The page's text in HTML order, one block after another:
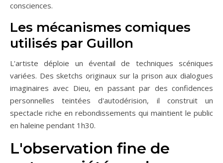
consciences.
Les mécanismes comiques
utilisés par Guillon
L'artiste déploie un éventail de techniques scéniques
variées. Des sketchs originaux sur la prison aux dialogues
imaginaires avec Dieu, en passant par des confidences
personnelles teintées d'autodérision, il construit un
spectacle riche en rebondissements qui maintient le public
en haleine pendant 1h30.
L'observation fine de